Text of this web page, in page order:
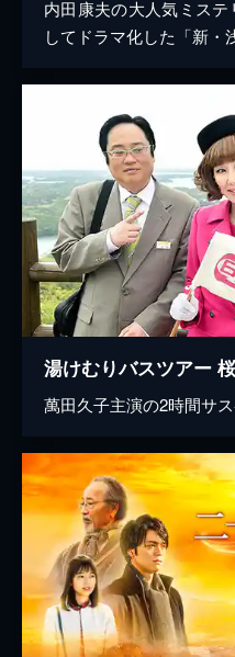
内田康夫の大人気ミス
してドラマ化した「新・
湯けむりバスツアー
萬田久子主演の2時間サ